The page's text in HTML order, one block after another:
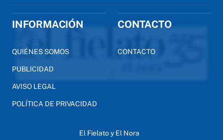
INFORMACIÓN
QUIÉNES SOMOS
PUBLICIDAD
AVISO LEGAL
POLÍTICA DE PRIVACIDAD
CONTACTO
CONTACTO
El Fielato y El Nora